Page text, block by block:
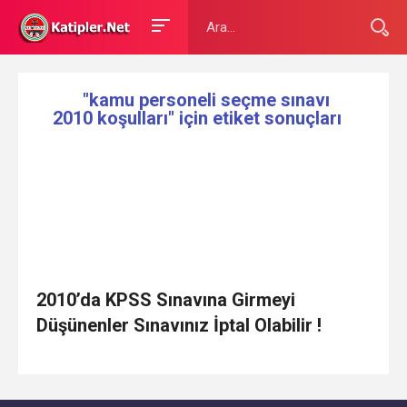
"kamu personeli seçme sınavı
2010 koşulları" için etiket sonuçları
2010’da KPSS Sınavına Girmeyi
Düşünenler Sınavınız İptal Olabilir !